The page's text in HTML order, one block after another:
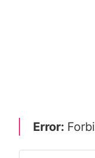
Error: